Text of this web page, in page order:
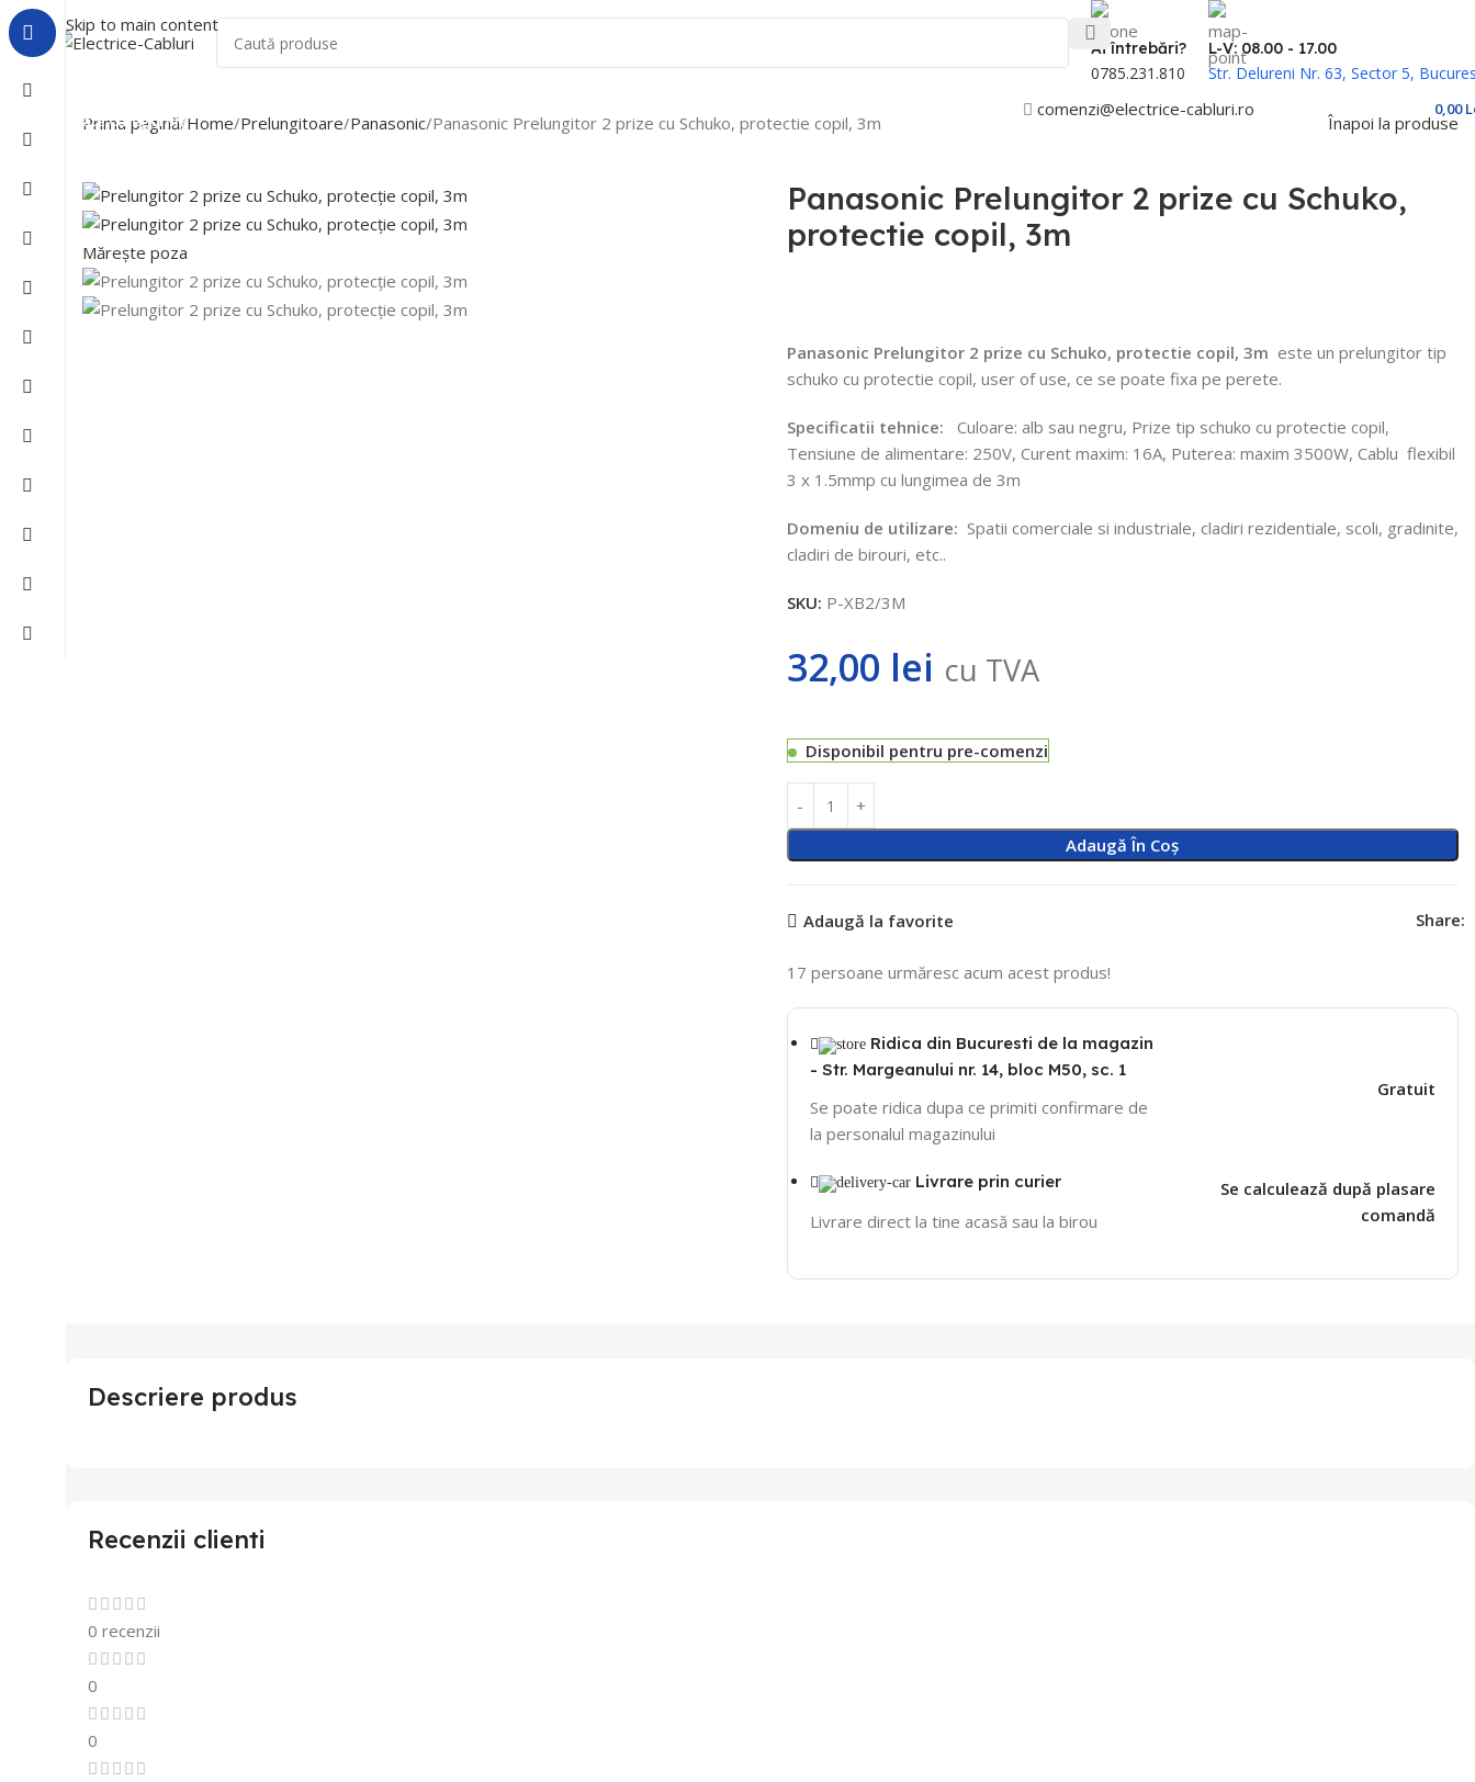
Skip to main content
Ai întrebări?
0785.231.810
L-V: 08.00 - 17.00
Str. Delureni Nr. 63, Sector 5,
Toate Categoriile
comenzi@electrice-cabluri.ro 0,00
Prima pagină Home Prelungitoare Panasonic Panasonic Prelungitor 2 prize cu Schuko, protectie copil, 3m Înapoi la produse
Mărește poza
Panasonic Prelungitor 2 prize cu Schuko,
protectie copil, 3m
Panasonic Prelungitor 2 prize cu Schuko, protectie copil, 3m este un prelungitor tip
schuko cu protectie copil, user of use, ce se poate fixa pe perete.
Specificatii tehnice: Culoare: alb sau negru, Prize tip schuko cu protectie copil,
Tensiune de alimentare: 250V, Curent maxim: 16A, Puterea: maxim 3500W, Cablu flexibil
3 x 1.5mmp cu lungimea de 3m
Domeniu de utilizare: Spatii comerciale si industriale, cladiri rezidentiale, scoli, gradinite,
cladiri de birouri, etc..
SKU: P-XB2/3M
32,00 lei cu TVA
Disponibil pentru pre-comenzi
Adaugă În Coș
Adaugă la favorite Share:
17 persoane urmăresc acum acest produs!
Ridica din Bucuresti de la magazin
- Str. Margeanului nr. 14, bloc M50, sc. 1
Se poate ridica dupa ce primiti confirmare de
la personalul magazinului
Gratuit
Livrare prin curier
Livrare direct la tine acasă sau la birou
Se calculează după plasare
comandă
Descriere produs
Recenzii clienti
0 recenzii
0
0